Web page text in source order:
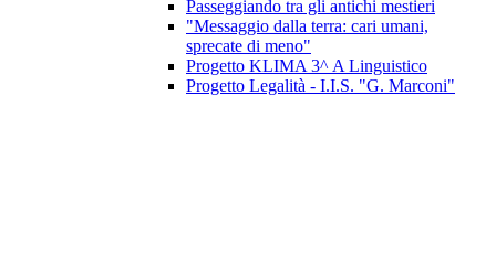
Passeggiando tra gli antichi mestieri
"Messaggio dalla terra: cari umani,
sprecate di meno"
Progetto KLIMA 3^ A Linguistico
Progetto Legalità - I.I.S. "G. Marconi"